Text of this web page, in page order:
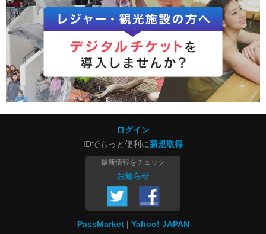
ログイン
IDでもっと便利に新規取得
最新情報をチェック
お知らせ
PassMarket Yahoo! JAPAN